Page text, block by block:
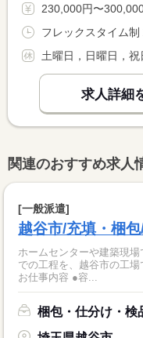
230,000円〜300,000円 ※フルタイム求人の
土曜日，日曜日，祝
求人詳細
関連のおすすめ求人
[一般派遣]
越谷市/充填・梱
ホームセンターや建築現
での工程を、越谷市の工場でサ
お仕事内容 ●容...
梱包・仕分け・検